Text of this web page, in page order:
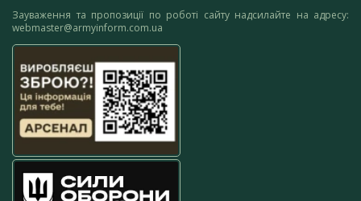
Зауваження та пропозиції по роботі сайту надсилайте на адресу:
webmaster@armyinform.com.ua